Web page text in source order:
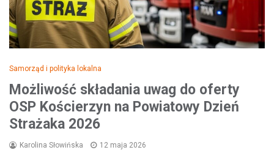
Samorząd i polityka lokalna
Możliwość składania uwag do oferty
OSP Kościerzyn na Powiatowy Dzień
Strażaka 2026
Karolina Słowińska 12 maja 2026